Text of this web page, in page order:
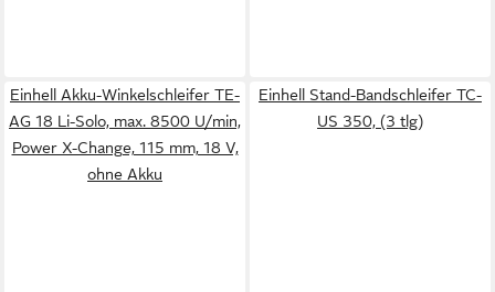
Einhell Akku-Winkelschleifer TE-
AG 18 Li-Solo, max. 8500 U/min,
Power X-Change, 115 mm, 18 V,
ohne Akku
Einhell Stand-Bandschleifer TC-
US 350, (3 tlg)